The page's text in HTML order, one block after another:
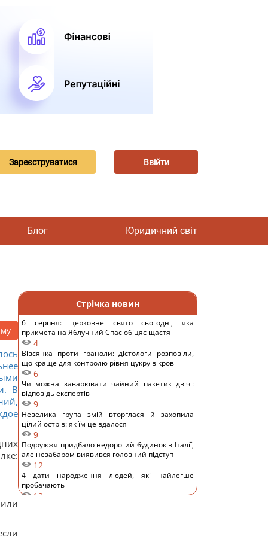
Зареєструватися Ввійти
Блог Юридичний світ
В
Стрічка новин
6 серпня: церковне свято сьогодні, яка
прикмета на Яблучний Спас обіцяє щастя
4
Вівсянка проти граноли: дієтологи розповіли,
що краще для контролю рівня цукру в крові
6
Чи можна заварювати чайний пакетик двічі:
відповідь експертів
9
Невелика група змій вторглася й захопила
цілий острів: як їм це вдалося
9
Подружжя придбало недорогий будинок в Італії,
але незабаром виявився головний підступ
12
4 дати народження людей, які найлегше
пробачають
12